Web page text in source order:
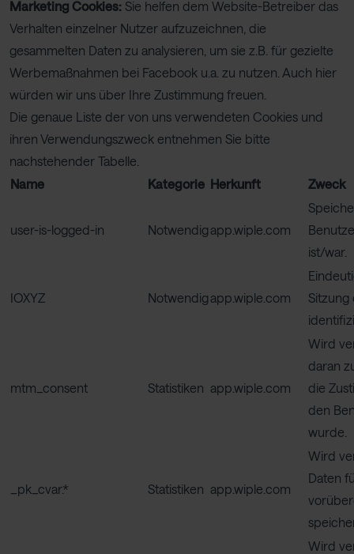
Marketing Cookies: Sie helfen dem Website-Betreiber das
Verhalten einzelner Nutzer aufzuzeichnen, die
gesammelten Daten zu analysieren, um sie z.B. für gezielte
Werbemaßnahmen bei Facebook u.a. zu nutzen. Auch hier
würden wir uns über Ihre Zustimmung freuen.
Die genaue Liste der von uns verwendeten Cookies und
ihren Verwendungszweck entnehmen Sie bitte
nachstehender Tabelle.
Name
Kategorie Herkunft Zweck
user-is-logged-in Notwendig app.wiple.com
ist/war.
IOXYZ Notwendig app.wiple.com
Sitzung
mtm_consent Statistiken app.wiple.com
Wird
daran
die
den
wurde.
_pk_cvar.* Statistiken app.wiple.com
Wird
Daten
Wird